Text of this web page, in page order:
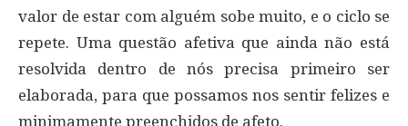
valor de estar com alguém sobe muito, e o ciclo se
repete. Uma questão afetiva que ainda não está
resolvida dentro de nós precisa primeiro ser
elaborada, para que possamos nos sentir felizes e
minimamente preenchidos de afeto.